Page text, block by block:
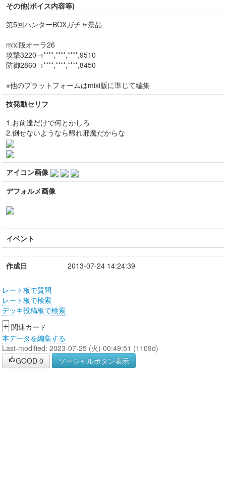
その他(ボイス内容等)
第5回ハンターBOXガチャ景品
mixi版オーラ26
攻撃3220→****,****,****,9510
防御2860→****,****,****,8450
※他のプラットフォームはmixi版に準じて編集
技発動セリフ
1.お前達だけで何とかしろ
2.倒せないようなら帰れ邪魔だからな
アイコン画像
デフォルメ画像
イベント
作成日 2013-07-24 14:24:39
レート板で質問
レート板で検索
デッキ投稿板で検索
+ 関連カード
本データを編集する
Last-modified: 2023-07-25 (火) 00:49:51 (1109d)
GOOD 0 ソーシャルボタン表示